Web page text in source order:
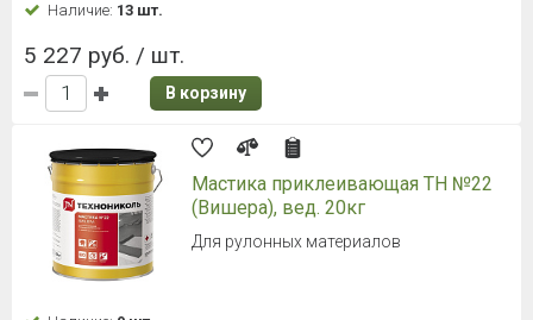
Наличие: 13 шт.
5 227 руб. / шт.
В корзину
Мастика приклеивающая ТН №22
(Вишера), вед. 20кг
Для рулонных материалов